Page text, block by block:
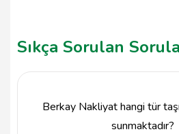
Sıkça Sorulan
Berkay Nakliyat hangi tür
sunmaktadır?